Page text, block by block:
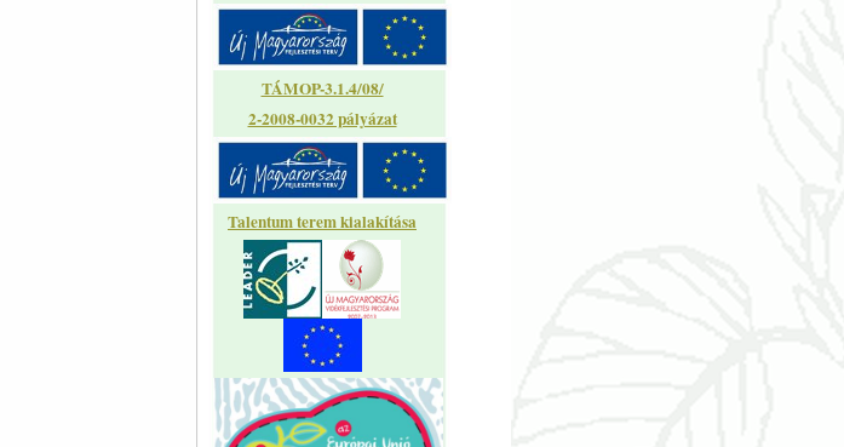
TÁMOP-3.1.4/08/
2-2008-0032 pályázat
Talentum terem kialakítása